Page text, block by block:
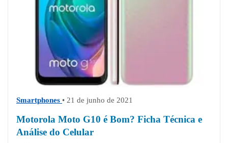
Smartphones • 21 de junho de 2021
Motorola Moto G10 é Bom? Ficha Técnica e
Análise do Celular